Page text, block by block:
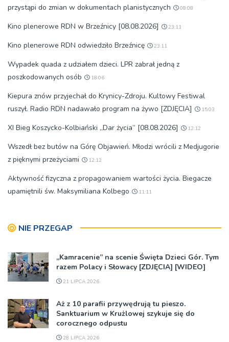
przystąpi do zmian w dokumentach planistycznych
08:08
Kino plenerowe RDN w Brzeźnicy [08.08.2026] 23:11
Kino plenerowe RDN odwiedziło Brzeźnicę 23:11
Wypadek quada z udziałem dzieci. LPR zabrał jedną z
poszkodowanych osób
18:06
Kiepura znów przyjechał do Krynicy-Zdroju. Kultowy Festiwal
ruszył. Radio RDN nadawało program na żywo [ZDJĘCIA]
15:03
XI Bieg Koszycko-Kolbiański „Dar życia” [08.08.2026] 12:12
Wszedł bez butów na Górę Objawień. Młodzi wrócili z Medjugorie
z pięknymi przeżyciami
12:12
Aktywność fizyczna z propagowaniem wartości życia. Biegacze
upamiętnili św. Maksymiliana Kolbego
11:11
NIE PRZEGAP
„Kamracenie” na scenie Święta Dzieci Gór. Tym
razem Polacy i Słowacy [ZDJĘCIA] [WIDEO]
21 LIPCA 2026
Aż z 10 parafii przywędrują tu pieszo.
Sanktuarium w Krużlowej szykuje się do
corocznego odpustu
28 LIPCA 2026